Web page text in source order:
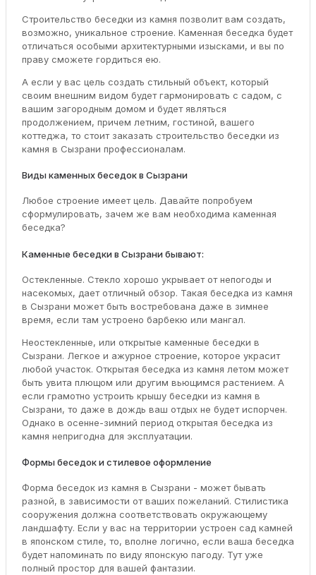
Строительство беседки из камня позволит вам создать,
возможно, уникальное строение. Каменная беседка будет
отличаться особыми архитектурными изысками, и вы по
праву сможете гордиться ею.
А если у вас цель создать стильный объект, который
своим внешним видом будет гармонировать с садом, с
вашим загородным домом и будет являться
продолжением, причем летним, гостиной, вашего
коттеджа, то стоит заказать строительство беседки из
камня в Сызрани профессионалам.
Виды каменных беседок в Сызрани
Любое строение имеет цель. Давайте попробуем
сформулировать, зачем же вам необходима каменная
беседка?
Каменные беседки в Сызрани бывают:
Остекленные. Стекло хорошо укрывает от непогоды и
насекомых, дает отличный обзор. Такая беседка из камня
в Сызрани может быть востребована даже в зимнее
время, если там устроено барбекю или мангал.
Неостекленные, или открытые каменные беседки в
Сызрани. Легкое и ажурное строение, которое украсит
любой участок. Открытая беседка из камня летом может
быть увита плющом или другим вьющимся растением. А
если грамотно устроить крышу беседки из камня в
Сызрани, то даже в дождь ваш отдых не будет испорчен.
Однако в осенне-зимний период открытая беседка из
камня непригодна для эксплуатации.
Формы беседок и стилевое оформление
Форма беседок из камня в Сызрани - может бывать
разной, в зависимости от ваших пожеланий. Стилистика
сооружения должна соответствовать окружающему
ландшафту. Если у вас на территории устроен сад камней
в японском стиле, то, вполне логично, если ваша беседка
будет напоминать по виду японскую пагоду. Тут уже
полный простор для вашей фантазии.